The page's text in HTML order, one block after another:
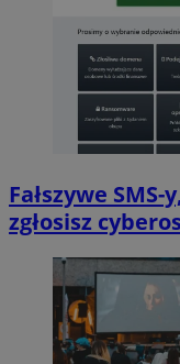
Fałszywe
zgłosisz